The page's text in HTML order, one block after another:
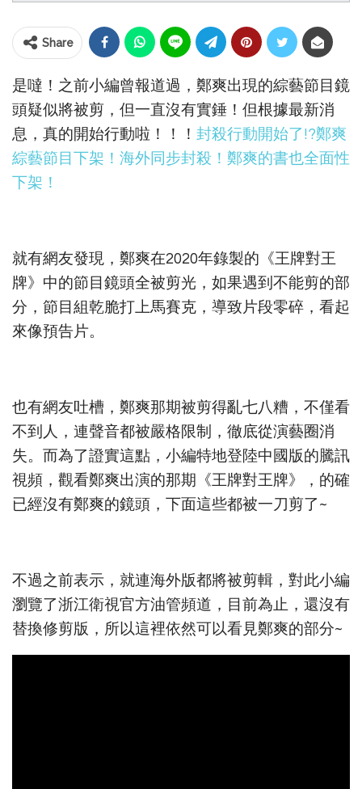
Share
是噠！之前小編曾報道過，鄭爽出現的綜藝節目鏡
頭疑似將被剪，但一直沒有實錘！但根據最新消
息，真的開始行動啦！！！ 封殺行動開始了!?鄭爽
綜藝節目下架！海外同步封殺！鄭爽的書也全面性
下架！
就有網友發現，鄭爽在2020年錄製的《王牌對王
牌》中的節目鏡頭全被剪光，如果遇到不能剪的部
分，節目組乾脆打上馬賽克，導致片段零碎，看起
來像預告片。
也有網友吐槽，鄭爽那期被剪得亂七八糟，不僅看
不到人，連聲音都被嚴格限制，徹底從演藝圈消
失。而為了證實這點，小編特地登陸中國版的騰訊
視頻，觀看鄭爽出演的那期《王牌對王牌》，的確
已經沒有鄭爽的鏡頭，下面這些都被一刀剪了~
不過之前表示，就連海外版都將被剪輯，對此小編
瀏覽了浙江衛視官方油管頻道，目前為止，還沒有
替換修剪版，所以這裡依然可以看見鄭爽的部分~